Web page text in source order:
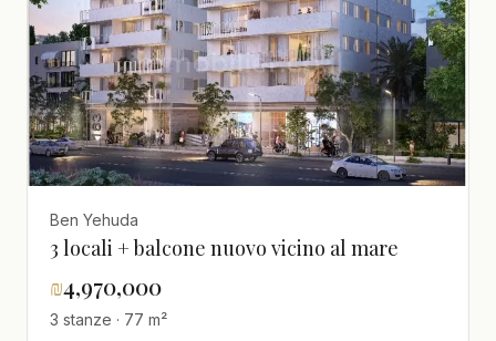
Ben Yehuda
3 locali + balcone nuovo vicino al mare
₪4,970,000
3 stanze · 77 m²